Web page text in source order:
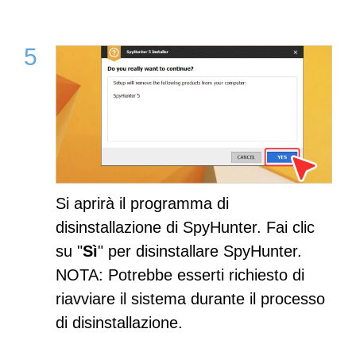
Si aprirà il programma di
disinstallazione di SpyHunter. Fai clic
su "Sì" per disinstallare SpyHunter.
NOTA: Potrebbe esserti richiesto di
riavviare il sistema durante il processo
di disinstallazione.